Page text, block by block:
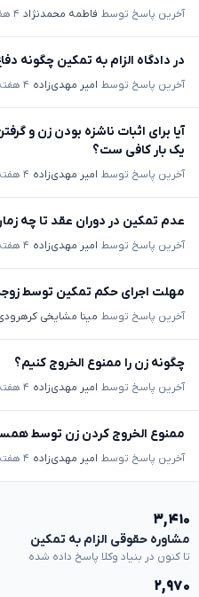
آخرین پاسخ توسط فاطمه محمدنژاد ۴ هفته پیش
در دادگاه الزام به تمکین چگونه
آخرین پاسخ توسط امیر مهدی‌زاده ۴ هفته پیش
آیا برای اثبات ناشزه بودن زن و
یک بار کافی ست؟
آخرین پاسخ توسط امیر مهدی‌زاده ۴ هفته پیش
عدم تمکین در دوران عقد تا چه
آخرین پاسخ توسط امیر مهدی‌زاده ۴ هفته پیش
مهلت اجرای حکم تمکین توسط
آخرین پاسخ توسط مینا مشایخی
چگونه زن را ممنوع الخروج کنیم؟
آخرین پاسخ توسط امیر مهدی‌زاده ۴ هفته پیش
ممنوع الخروج کردن زن توسط
آخرین پاسخ توسط امیر مهدی‌زاده ۴ هفته پیش
۳,۴۱۰
مشاوره حقوقی الزام به تمکین
تا کنون در بنیاد وکلا پاسخ داده شده
۲,۹۷۰